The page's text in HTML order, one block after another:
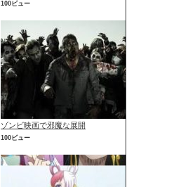
100ビュー
ゾンビ映画で邪魔な展開
100ビュー